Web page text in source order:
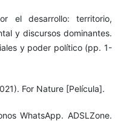
el desarrollo: territorio,
y discursos dominantes.
y poder político (pp. 1-
For Nature [Película].
WhatsApp. ADSLZone.